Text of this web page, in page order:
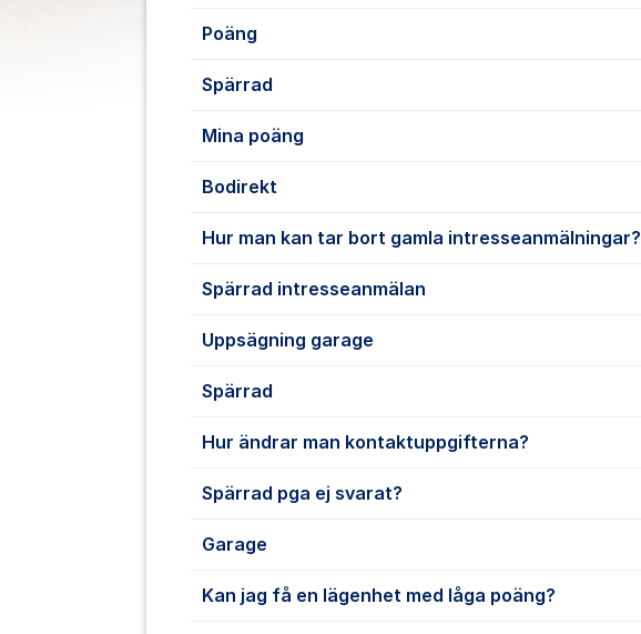
Poäng
Spärrad
Mina poäng
Bodirekt
Hur man kan tar bort gamla intresseanmälningar?
Spärrad intresseanmälan
Uppsägning garage
Spärrad
Hur ändrar man kontaktuppgifterna?
Spärrad pga ej svarat?
Garage
Kan jag få en lägenhet med låga poäng?